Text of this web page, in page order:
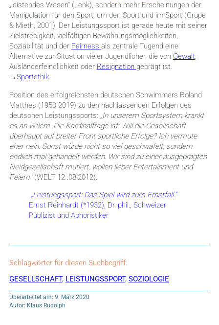
„leistendes Wesen“ (Lenk), sondern mehr Erscheinungen der
Manipulation für den Sport, um den Sport und im Sport (Grupe
& Mieth, 2001). Der Leistungssport ist gerade heute mit seiner
Zielstrebigkeit, vielfältigen Bewährungsmöglichkeiten,
Soziabilität und der Fairness als zentrale Tugend eine
Alternative zur Situation vieler Jugendlicher, die von Gewalt,
Ausländerfeindlichkeit oder Resignation geprägt ist.
→Sportethik
Position des erfolgreichsten deutschen Schwimmers Roland
Matthes (1950-2019) zu den nachlassenden Erfolgen des
deutschen Leistungssports: „In unserem Sportsystem krankt
es an vielem. Die Kardinalfrage ist: Will die Gesellschaft
überhaupt auf breiter Front sportliche Erfolge? Ich vermute
eher nein. Sonst würde nicht so viel geschwafelt, sondern
endlich mal gehandelt werden. Wir sind zu einer ausgeprägten
Neidgesellschaft mutiert, wollen lieber Entertainment und
Feiern.“(WELT 12-.08.2012).
„Leistungssport: Das Spiel wird zum Ernstfall.“
Ernst Reinhardt (*1932), Dr. phil., Schweizer
Publizist und Aphoristiker
Schlagwörter für diesen Suchbegriff:
GESELLSCHAFT, LEISTUNGSSPORT, SOZIOLOGIE
Überarbeitet am: 9. März 2020
Autor: Klaus Rudolph